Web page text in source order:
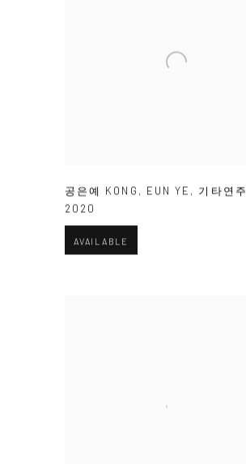
공은예 KONG , EUN YE , 기타연주
2020
AVAILABLE